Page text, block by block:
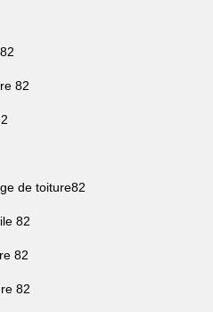
82
de toiture82
82
82
82